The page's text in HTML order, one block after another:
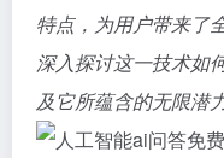
特点，为用户带来了
深入探讨这一技术如
及它所蕴含的无限潜力